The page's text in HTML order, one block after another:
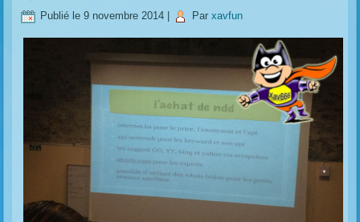
Publié le 9 novembre 2014 Par xavfun